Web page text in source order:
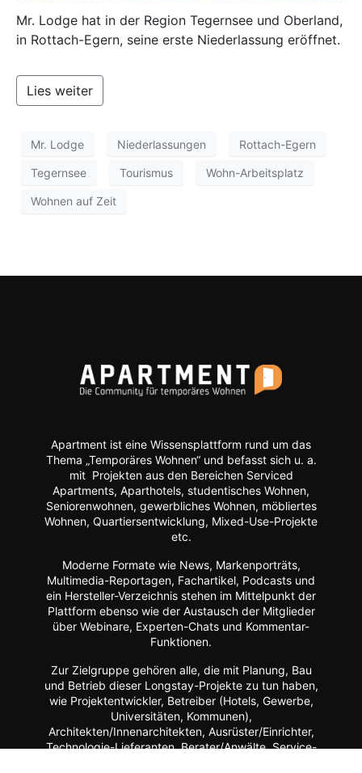
Mr. Lodge hat in der Region Tegernsee und Oberland,
in Rottach-Egern, seine erste Niederlassung eröffnet.
Lies weiter
Mr. Lodge Niederlassungen Rottach-Egern
Tegernsee Tourismus Wohn-Arbeitsplatz
Wohnen auf Zeit
Apartment ist eine Wissensplattform rund um das
Thema „Temporäres Wohnen“ und befasst sich u. a.
mit Projekten aus den Bereichen Serviced
Apartments, Aparthotels, studentisches Wohnen,
Seniorenwohnen, gewerbliches Wohnen, möbliertes
Wohnen, Quartiersentwicklung, Mixed-Use-Projekte
etc.
Moderne Formate wie News, Markenporträts,
Multimedia-Reportagen, Fachartikel, Podcasts und
ein Hersteller-Verzeichnis stehen im Mittelpunkt der
Plattform ebenso wie der Austausch der Mitglieder
über Webinare, Experten-Chats und Kommentar-
Funktionen.
Zur Zielgruppe gehören alle, die mit Planung, Bau
und Betrieb dieser Longstay-Projekte zu tun haben,
wie Projektentwickler, Betreiber (Hotels, Gewerbe,
Universitäten, Kommunen),
Architekten/Innenarchitekten, Ausrüster/Einrichter,
Technologie-Lieferanten, Berater/Anwälte, Service-